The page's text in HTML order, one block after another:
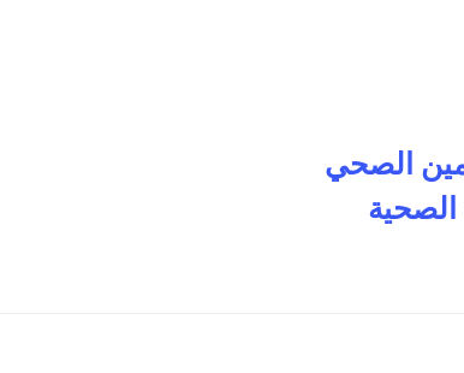
الصحي